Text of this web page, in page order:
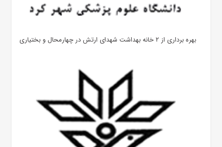
بهره ‌برداری از ۲ خانه بهداشت شهدای ارتش در چهارمحال و بختیاری